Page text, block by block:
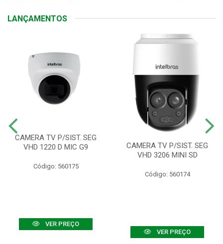
LANÇAMENTOS
CAMERA TV P/SIST. SEG
VHD 1220 D MIC G9
Código: 560175
VER PREÇO
CAMERA TV P/SIST. SEG
VHD 3206 MINI SD
Código: 560174
VER PREÇO